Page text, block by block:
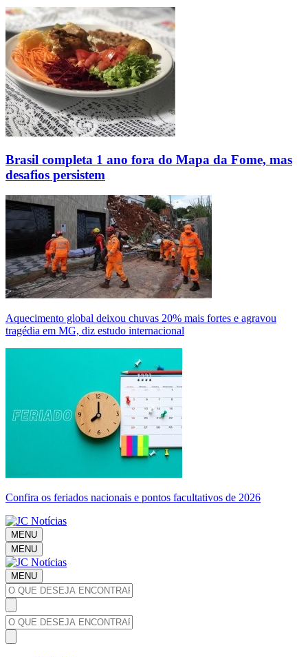
Brasil completa 1 ano fora do Mapa da Fome, mas
desafios persistem
Aquecimento global deixou chuvas 20% mais fortes e agravou
tragédia em MG, diz estudo internacional
Confira os feriados nacionais e pontos facultativos de 2026
MENU
MENU
MENU